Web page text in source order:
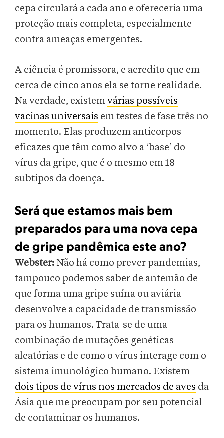
cepa circulará a cada ano e ofereceria uma
proteção mais completa, especialmente
contra ameaças emergentes.
A ciência é promissora, e acredito que em
cerca de cinco anos ela se torne realidade.
Na verdade, existemvárias possíveis
vacinas universais em testes de fase três no
momento. Elas produzem anticorpos
eficazes que têm como alvo a ‘base’ do
vírus da gripe, que é o mesmo em 18
subtipos da doença.
Será que estamos mais bem
preparados para uma nova cepa
de gripe pandêmica este ano?
Webster: Não há como prever pandemias,
tampouco podemos saber de antemão de
que forma uma gripe suína ou aviária
desenvolve a capacidade de transmissão
para os humanos. Trata-se de uma
combinação de mutações genéticas
aleatórias e de como o vírus interage com o
sistema imunológico humano. Existem
dois tipos de vírus nos mercados de aves da
Ásia que me preocupam por seu potencial
de contaminar os humanos.